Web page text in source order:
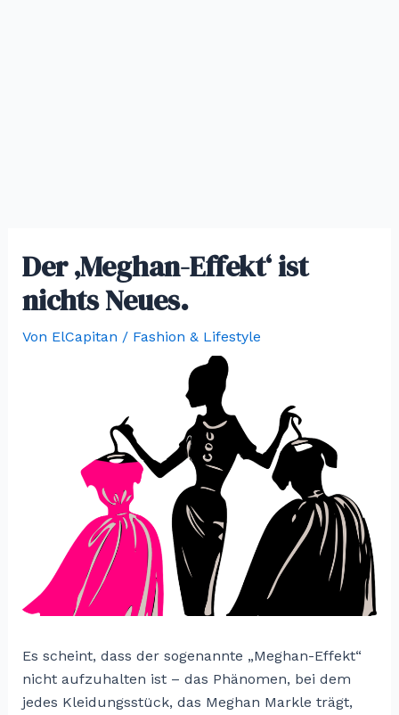
Der ‚Meghan-Effekt‘ ist
nichts Neues.
Von ElCapitan / Fashion & Lifestyle
Es scheint, dass der sogenannte „Meghan-Effekt“
nicht aufzuhalten ist – das Phänomen, bei dem
jedes Kleidungsstück, das Meghan Markle trägt,